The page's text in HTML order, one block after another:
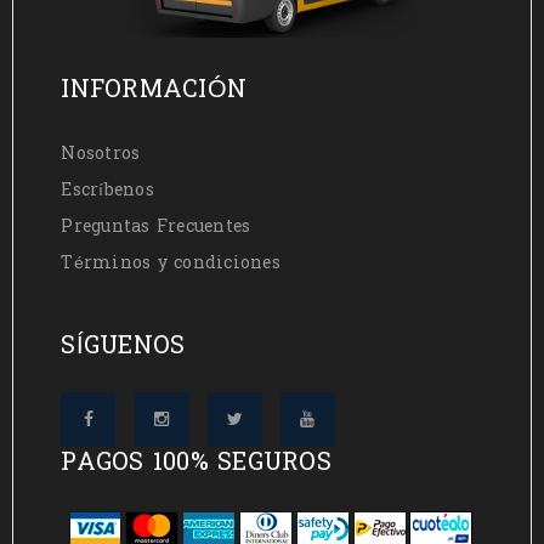
INFORMACIÓN
Nosotros
Escríbenos
Preguntas Frecuentes
Términos y condiciones
SÍGUENOS
PAGOS 100% SEGUROS